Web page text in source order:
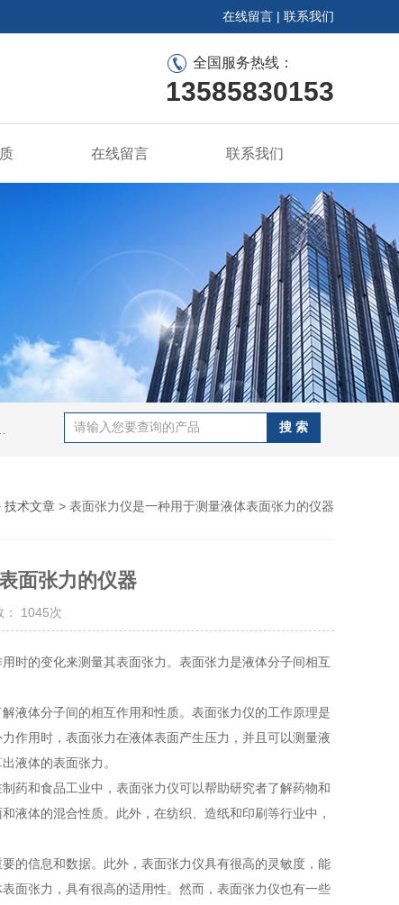
在线留言 | 联系我们
全国服务热线：
13585830153
在线留言 联系我们
技术文章 > 表面张力仪是一种用于测量液体表面张力的仪器
面张力的仪器
1045次
的变化来测量其表面张力。表面张力是液体分子间相互
体分子间的相互作用和性质。表面张力仪的工作原理是
作用时，表面张力在液体表面产生压力，并且可以测量液
液体的表面张力。
和食品工业中，表面张力仪可以帮助研究者了解药物和
液体的混合性质。此外，在纺织、造纸和印刷等行业中，
信息和数据。此外，表面张力仪具有很高的灵敏度，能
面张力，具有很高的适用性。然而，表面张力仪也有一些